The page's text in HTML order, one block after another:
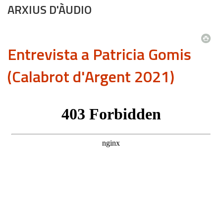
ARXIUS D'ÀUDIO
Entrevista a Patricia Gomis
(Calabrot d'Argent 2021)